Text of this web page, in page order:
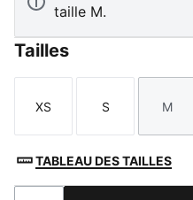
taille M.
Tailles
Taille
XS
Taille
S
Taille
M
TABLEAU DES TAILLES